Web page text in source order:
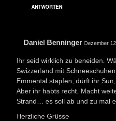
ANTWORTEN
Daniel Benninger Dezember
Ihr seid wirklich zu beneiden.
Swizzerland mit
Emmental stapfen, dürft ihr
Aber ihr habts recht. Macht
Strand… es soll ab und zu mal
Herzliche Grüsse